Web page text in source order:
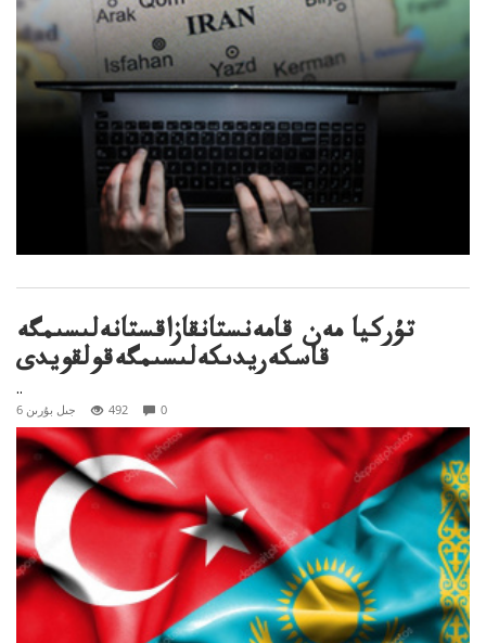
تۇركيا مەن قامەنستانقازاقستانەلىسىمگە
قاسكەريدىكەلىسىمگەقولقويدى
..
6 جىل بۇرىن 492 0